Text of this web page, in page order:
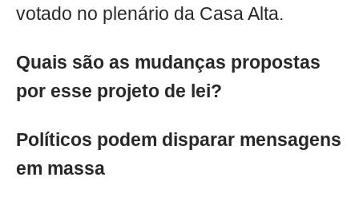
votado no plenário da Casa Alta.
Quais são as mudanças propostas
por esse projeto de lei?
Políticos podem disparar mensagens
em massa